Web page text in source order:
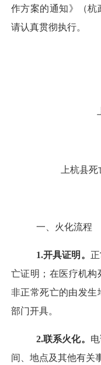
作方案的通知》（杭
请认真贯彻执行。
上杭县
一、火化流程
1.开具证明。
亡证明；在医疗机构
非正常死亡的由发生
部门开具。
2.联系火化。
间、地点及其他有关